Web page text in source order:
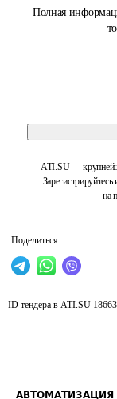
Полная
ATI.SU —
на
Поделиться
ID тендера в ATI.SU 18663
АВТОМАТИЗАЦИЯ